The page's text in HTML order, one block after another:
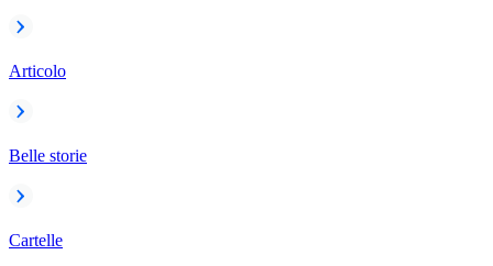
Articolo
Belle storie
Cartelle